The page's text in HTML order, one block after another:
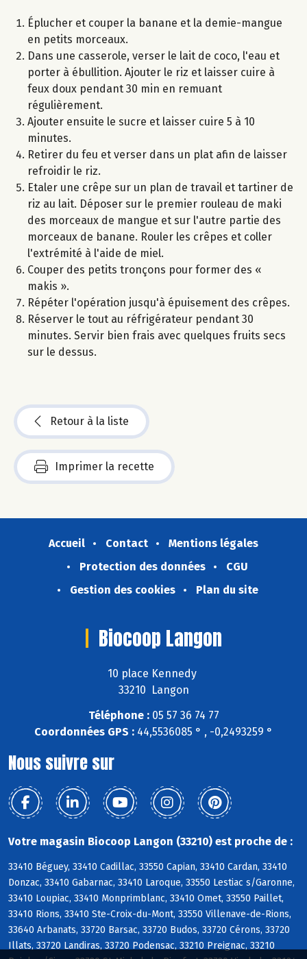
Éplucher et couper la banane et la demie-mangue
en petits morceaux.
Dans une casserole, verser le lait de coco, l'eau et
porter à ébullition. Ajouter le riz et laisser cuire à
feux doux pendant 30 min en remuant
régulièrement.
Ajouter ensuite le sucre et laisser cuire 5 à 10
minutes.
Retirer du feu et verser dans un plat afin de laisser
refroidir le riz.
Etaler une crêpe sur un plan de travail et tartiner de
riz au lait. Déposer sur le premier rouleau de maki
des morceaux de mangue et sur l'autre partie des
morceaux de banane. Rouler les crêpes et coller
l'extrémité à l'aide de miel.
Couper des petits tronçons pour former des «
makis ».
Répéter l'opération jusqu'à épuisement des crêpes.
Réserver le tout au réfrigérateur pendant 30
minutes. Servir bien frais avec quelques fruits secs
sur le dessus.
Retour à la liste
Imprimer la recette
Accueil Contact
Mentions légales
Protection des données
CGU
Gestion des cookies
Plan du site
Biocoop Langon
10 place Kennedy
33210 Langon
Téléphone :05 57 36 74 77
Coordonnées GPS : 44,5536085 ° , -0,2493259 °
Nous suivre sur
Votre magasin Biocoop Langon (33210) est proche de :
33410 Béguey, 33410 Cadillac, 33550 Capian, 33410 Cardan, 33410
Donzac, 33410 Gabarnac, 33410 Laroque, 33550 Lestiac s/Garonne,
33410 Loupiac, 33410 Monprimblanc, 33410 Omet, 33550 Paillet,
33410 Rions, 33410 Ste-Croix-du-Mont, 33550 Villenave-de-Rions,
33640 Arbanats, 33720 Barsac, 33720 Budos, 33720 Cérons, 33720
Illats, 33720 Landiras, 33720 Podensac, 33210 Preignac, 33210